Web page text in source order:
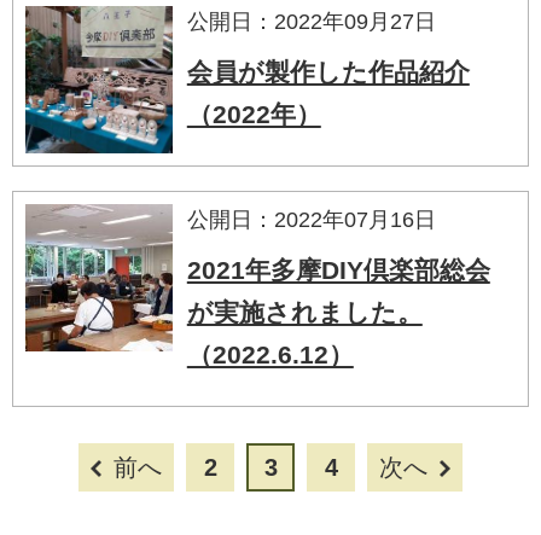
公開日：2022年09月27日
会員が製作した作品紹介
（2022年）
公開日：2022年07月16日
2021年多摩DIY倶楽部総会
が実施されました。
（2022.6.12）
前へ 2 3 4 次へ